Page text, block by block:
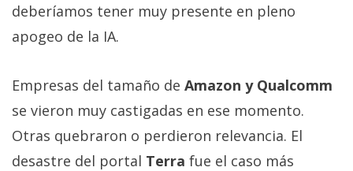
deberíamos tener muy presente en pleno
apogeo de la IA.
Empresas del tamaño de Amazon y Qualcomm
se vieron muy castigadas en ese momento.
Otras quebraron o perdieron relevancia. El
desastre del portal Terra fue el caso más